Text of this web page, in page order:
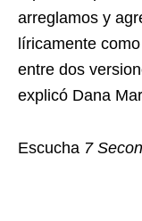
arreglamos y
líricamente
entre dos
explicó Dana
Escucha 7